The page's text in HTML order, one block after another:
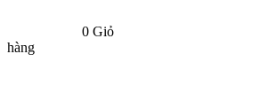
0 Giỏ
hàng